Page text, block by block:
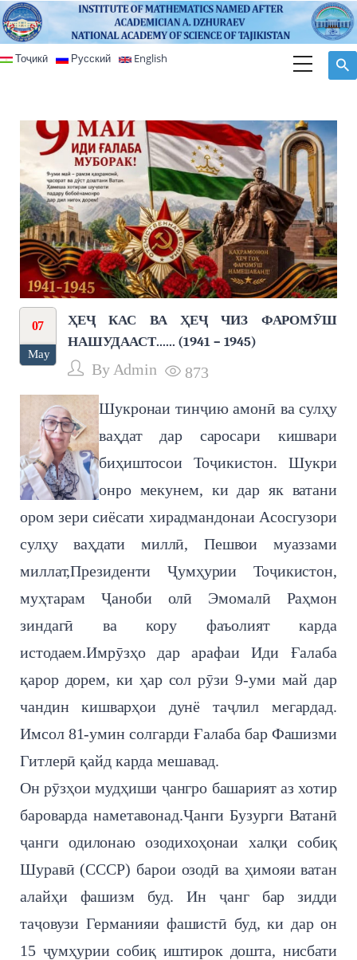
Skip to main content
Тоҷикӣ Русский English
07
May
ҲЕҶ КАС ВА ҲЕҶ ЧИЗ ФАРОМӮШ
НАШУДААСТ...... (1941 – 1945)
By Admin 873
Шукронаи тинҷию амонӣ ва сулҳу
ваҳдат дар саросари кишвари
биҳиштосои Тоҷикистон. Шукри
онро мекунем, ки дар як ватани
ором зери сиёсати хирадмандонаи Асосгузори
сулҳу ваҳдати миллӣ, Пешвои муаззами
миллат,Президенти Ҷумҳурии Тоҷикистон,
муҳтарам Ҷаноби олӣ Эмомалӣ Раҳмон
зиндагӣ ва кору фаъолият карда
истодаем.Имрӯзҳо дар арафаи Иди Ғалаба
қарор дорем, ки ҳар сол рӯзи 9-уми май дар
чандин кишварҳои дунё таҷлил мегардад.
Имсол 81-умин солгарди Ғалаба бар Фашизми
Гитлерӣ қайд карда мешавад.
Он рӯзҳои мудҳиши ҷангро башарият аз хотир
бароварда наметавонад.Ҷанги Бузурги Ватанӣ
ҷанги одилонаю озодихоҳонаи халқи собиқ
Шуравӣ (СССР) барои озодӣ ва ҳимояи ватан
алайҳи фашизм буд. Ин ҷанг бар зидди
таҷовузи Германияи фашистӣ буд, ки дар он
15 ҷумҳурии собиқ иштирок дошта, нисбати